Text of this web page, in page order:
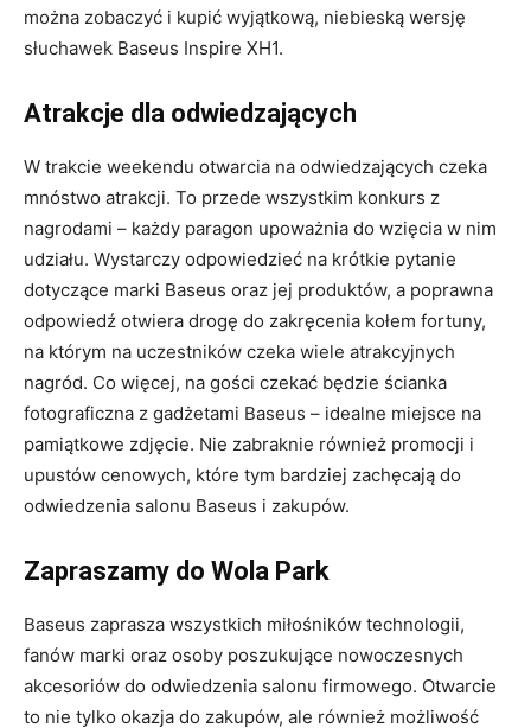
można zobaczyć i kupić wyjątkową, niebieską wersję
słuchawek Baseus Inspire XH1.
Atrakcje dla odwiedzających
W trakcie weekendu otwarcia na odwiedzających czeka
mnóstwo atrakcji. To przede wszystkim konkurs z
nagrodami – każdy paragon upoważnia do wzięcia w nim
udziału. Wystarczy odpowiedzieć na krótkie pytanie
dotyczące marki Baseus oraz jej produktów, a poprawna
odpowiedź otwiera drogę do zakręcenia kołem fortuny,
na którym na uczestników czeka wiele atrakcyjnych
nagród. Co więcej, na gości czekać będzie ścianka
fotograficzna z gadżetami Baseus – idealne miejsce na
pamiątkowe zdjęcie. Nie zabraknie również promocji i
upustów cenowych, które tym bardziej zachęcają do
odwiedzenia salonu Baseus i zakupów.
Zapraszamy do Wola Park
Baseus zaprasza wszystkich miłośników technologii,
fanów marki oraz osoby poszukujące nowoczesnych
akcesoriów do odwiedzenia salonu firmowego. Otwarcie
to nie tylko okazja do zakupów, ale również możliwość